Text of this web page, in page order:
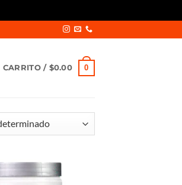
CARRITO / $0.00 0